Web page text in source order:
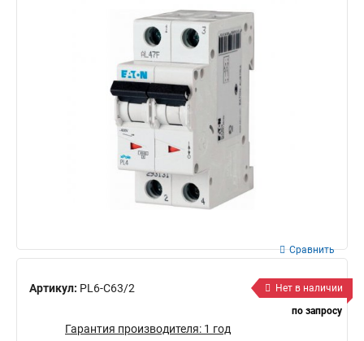
Артикул: PL6-C63/2
Сравнить
Нет в наличии
по запросу
Гарантия производителя: 1 год